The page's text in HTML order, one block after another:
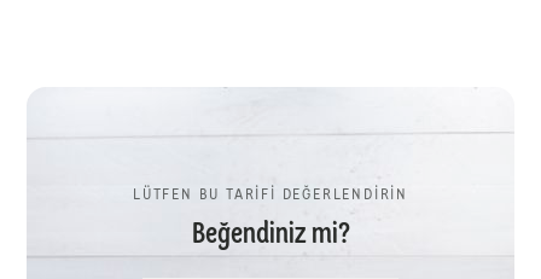
LÜTFEN BU TARİFİ DEĞERLENDİRİN
Beğendiniz mi?